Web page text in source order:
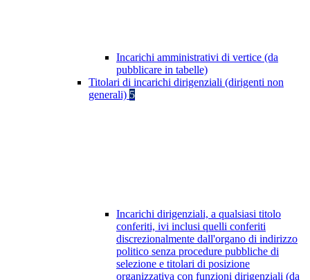
Incarichi amministrativi di vertice (da
pubblicare in tabelle)
Titolari di incarichi dirigenziali (dirigenti non
generali) 5
Incarichi dirigenziali, a qualsiasi titolo
conferiti, ivi inclusi quelli conferiti
discrezionalmente dall'organo di indirizzo
politico senza procedure pubbliche di
selezione e titolari di posizione
organizzativa con funzioni dirigenziali (da